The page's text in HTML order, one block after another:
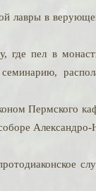
лавры в
где пел в
Пермского